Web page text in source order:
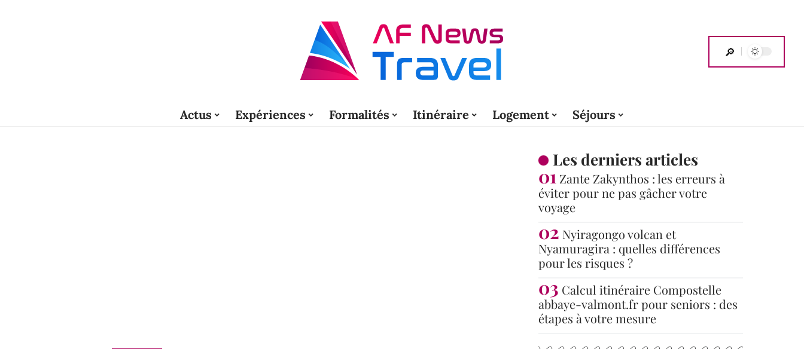
Actus Expériences Formalités Itinéraire Logement Séjours
Les derniers articles
Zante Zakynthos : les erreurs à
éviter pour ne pas gâcher votre
voyage
Nyiragongo volcan et
Nyamuragira : quelles différences
pour les risques ?
Calcul itinéraire Compostelle
abbaye-valmont.fr pour seniors : des
étapes à votre mesure